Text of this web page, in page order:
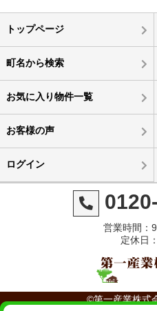
トップページ
町名から検索
お気に入り物件一覧
お客様の声
ログイン
営業時間：
定休日
©第一産業株式